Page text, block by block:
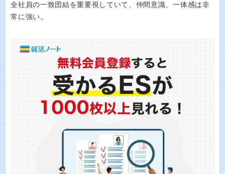
全社員の一致団結を重要視していて、仲間意識、一体感は非
常に強い。